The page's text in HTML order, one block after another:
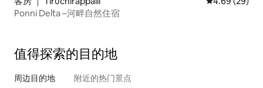
Ponni Delta –河畔自然住宿
值得探索的目的地
周边目的地 附近的热门景点